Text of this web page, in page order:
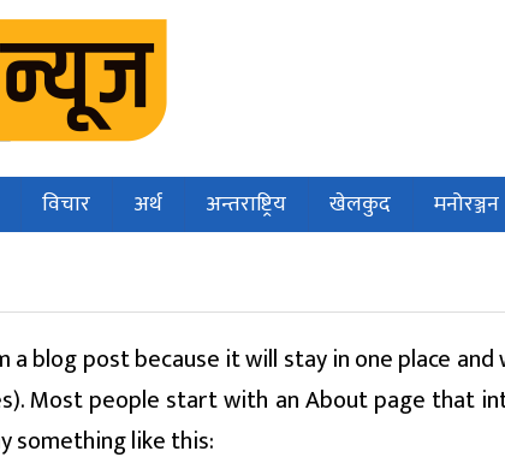
विचार अर्थ अन्तराष्ट्रिय खेलकुद मनोरञ्जन
blog post because it will stay in one place and
Most people start with an About page that
something like this: